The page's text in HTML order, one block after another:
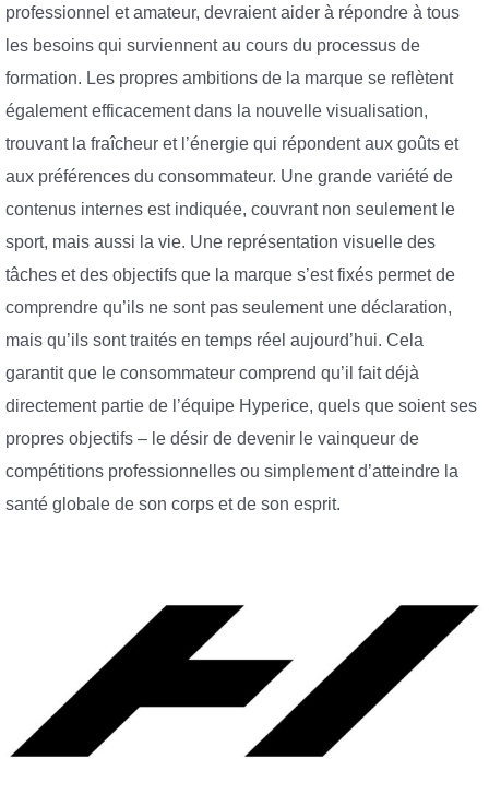
professionnel et amateur, devraient aider à répondre à tous
les besoins qui surviennent au cours du processus de
formation. Les propres ambitions de la marque se reflètent
également efficacement dans la nouvelle visualisation,
trouvant la fraîcheur et l’énergie qui répondent aux goûts et
aux préférences du consommateur. Une grande variété de
contenus internes est indiquée, couvrant non seulement le
sport, mais aussi la vie. Une représentation visuelle des
tâches et des objectifs que la marque s’est fixés permet de
comprendre qu’ils ne sont pas seulement une déclaration,
mais qu’ils sont traités en temps réel aujourd’hui. Cela
garantit que le consommateur comprend qu’il fait déjà
directement partie de l’équipe Hyperice, quels que soient ses
propres objectifs – le désir de devenir le vainqueur de
compétitions professionnelles ou simplement d’atteindre la
santé globale de son corps et de son esprit.